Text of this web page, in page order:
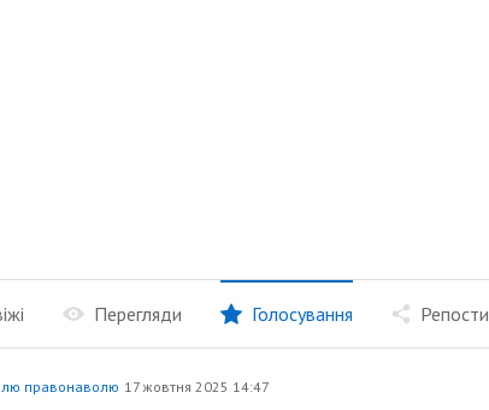
Перегляди Голосування Репости
правонаволю 17 жовтня 2025 14:47